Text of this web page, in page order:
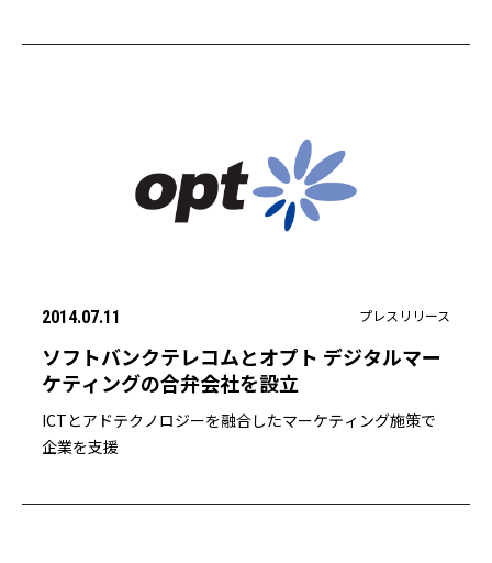
2014.07.11 プレスリリース
ソフトバンクテレコムとオプト デジタルマー
ケティングの合弁会社を設立
ICTとアドテクノロジーを融合したマーケティング施策で
企業を支援